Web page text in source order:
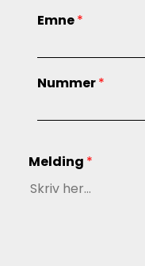
Emne*
Nummer*
Melding *